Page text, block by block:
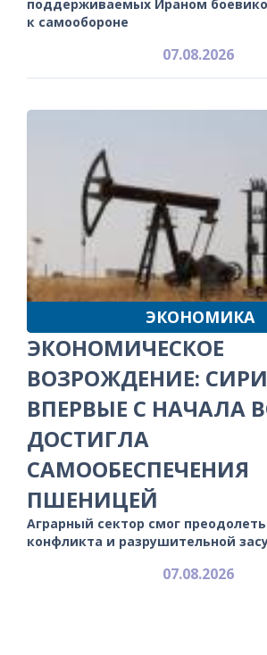
поддерживаемых Ираном
к самообороне
07.08.2026
ЭКОНОМИКА
ЭКОНОМИЧЕСКОЕ
ВОЗРОЖДЕНИЕ:
ВПЕРВЫЕ С НАЧАЛА
ДОСТИГЛА
САМООБЕСПЕЧЕНИЯ
ПШЕНИЦЕЙ
Аграрный сектор смог
конфликта и разрушительной
07.08.2026